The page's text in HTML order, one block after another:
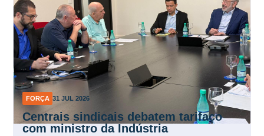
FORÇA 31 JUL 2026
Centrais sindicais debatem tarifaço
com ministro da Indústria